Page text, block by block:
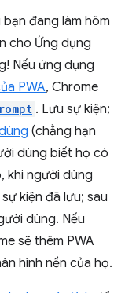
đang làm hôm
cho Ứng dụng
Nếu ứng dụng
PWA, Chrome
. Lưu sự kiện;
(chẳng hạn
dùng biết họ có
khi người dùng
kiện đã lưu; sau
dùng. Nếu
sẽ thêm PWA
hình nền của họ.